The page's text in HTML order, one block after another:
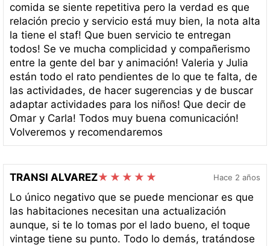
comida se siente repetitiva pero la verdad es que
relación precio y servicio está muy bien, la nota alta
la tiene el staf! Que buen servicio te entregan
todos! Se ve mucha complicidad y compañerismo
entre la gente del bar y animación! Valeria y Julia
están todo el rato pendientes de lo que te falta, de
las actividades, de hacer sugerencias y de buscar
adaptar actividades para los niños! Que decir de
Omar y Carla! Todos muy buena comunicación!
Volveremos y recomendaremos
TRANSI ALVAREZ Hace 2 años
Lo único negativo que se puede mencionar es que
las habitaciones necesitan una actualización
aunque, si te lo tomas por el lado bueno, el toque
vintage tiene su punto. Todo lo demás, tratándose